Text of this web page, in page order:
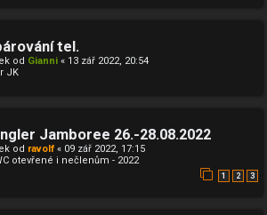
tel.
od Gianni « 13 zář 2022, 20:54
JK
Jamboree 26.-28.08.2022
od ravolf « 09 zář 2022, 17:15
otevřené i nečlenům - 2022
1 2 3